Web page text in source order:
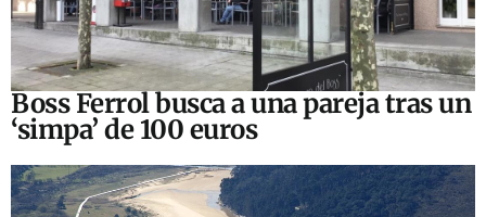
Boss Ferrol busca a una pareja tras un
‘simpa’ de 100 euros